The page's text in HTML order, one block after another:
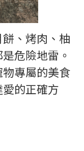
、烤肉、柚
危險地雷。
專屬的美食
的正確方